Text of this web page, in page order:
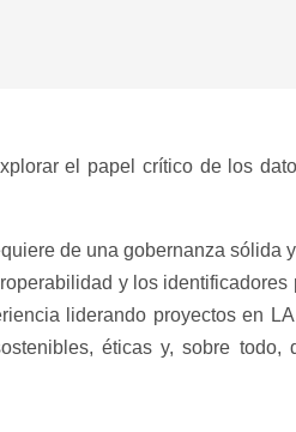
el papel crítico de los
de una gobernanza sólida
y los identificadores
liderando proyectos en
éticas y, sobre todo,